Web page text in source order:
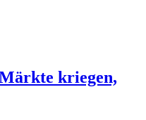
kriegen,